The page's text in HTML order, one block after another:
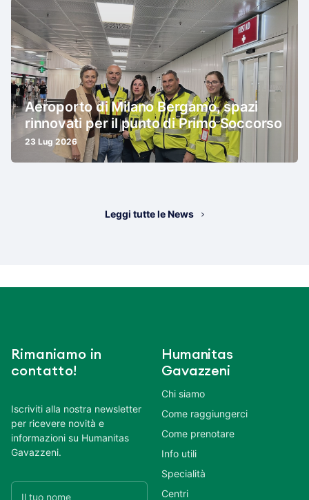
Aeroporto di Milano Bergamo, spazi
rinnovati per il punto di Primo Soccorso
23 Lug 2026
Leggi tutte le News
Rimaniamo in
contatto!
Iscriviti alla nostra newsletter
per ricevere novità e
informazioni su Humanitas
Gavazzeni.
Humanitas
Gavazzeni
Chi siamo
Come raggiungerci
Come prenotare
Info utili
Specialità
Centri